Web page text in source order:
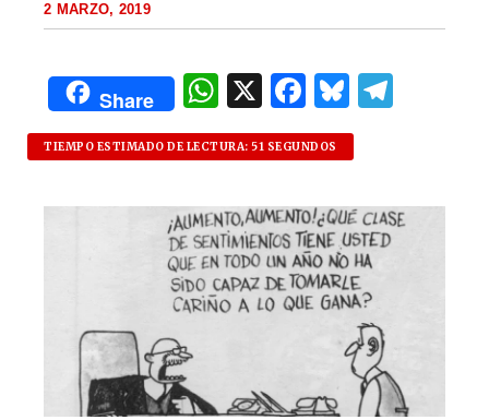
2 MARZO, 2019
Share
W
h
at
s
A
p
p
X F
a
c
e
b
o
o
B
lu
es
k
y
g
ra
TIEMPO ESTIMADO DE LECTURA: 51 SEGUNDOS